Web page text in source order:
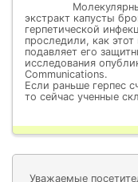
экстракт капусты
герпетической
проследили, как
подавляет его
исследования
Communications.
Если раньше герпес
то сейчас ученные
Уважаемые